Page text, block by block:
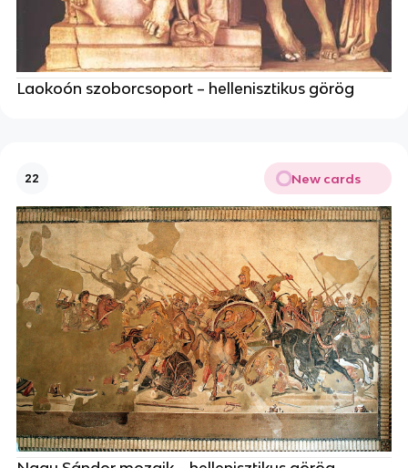
Laokoón szoborcsoport – hellenisztikus görög
22 New cards